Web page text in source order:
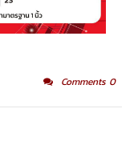
Comments 0